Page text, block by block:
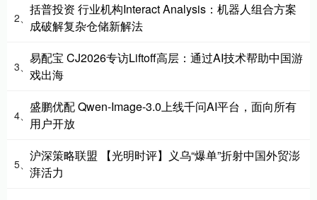
2、
括普投资 行业机构Interact Analysis：机器人组合方案
成破解复杂仓储新解法
3、
易配宝 CJ2026专访Liftoff高层：通过AI技术帮助中国游
戏出海
4、
盛鹏优配 Qwen-Image-3.0上线千问AI平台，面向所有
用户开放
5、
沪深策略联盟 【光明时评】义乌“爆单”折射中国外贸澎
湃活力